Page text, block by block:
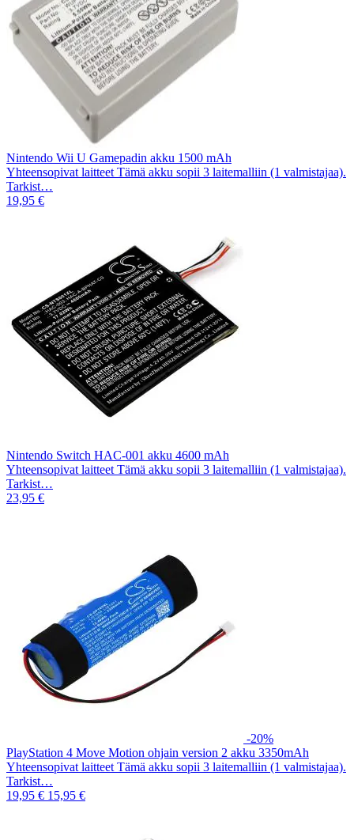
Nintendo Wii U Gamepadin akku 1500 mAh
Yhteensopivat laitteet Tämä akku sopii 3 laitemalliin (1 valmistajaa).
Tarkist…
19,95 €
Nintendo Switch HAC-001 akku 4600 mAh
Yhteensopivat laitteet Tämä akku sopii 3 laitemalliin (1 valmistajaa).
Tarkist…
23,95 €
-20%
PlayStation 4 Move Motion ohjain version 2 akku 3350mAh
Yhteensopivat laitteet Tämä akku sopii 3 laitemalliin (1 valmistajaa).
Tarkist…
19,95 € 15,95 €